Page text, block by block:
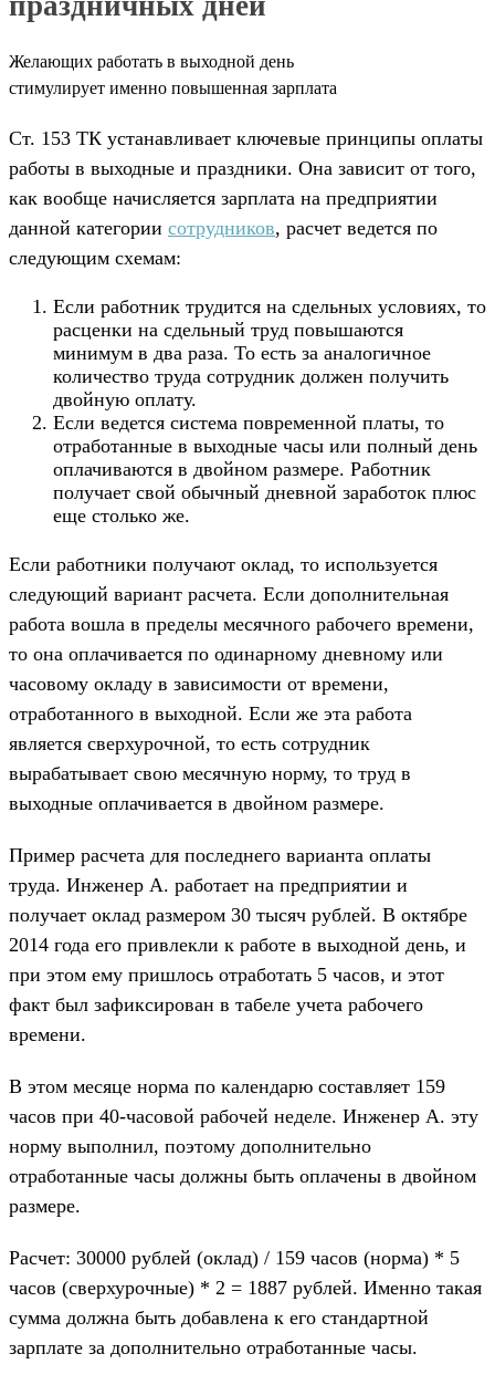
Желающих работать в выходной день
стимулирует именно повышенная зарплата
Ст. 153 ТК устанавливает ключевые принципы оплаты
работы в выходные и праздники. Она зависит от того,
как вообще начисляется зарплата на предприятии
данной категории сотрудников, расчет ведется по
следующим схемам:
Если работник трудится на сдельных условиях, то
расценки на сдельный труд повышаются
минимум в два раза. То есть за аналогичное
количество труда сотрудник должен получить
двойную оплату.
Если ведется система повременной платы, то
отработанные в выходные часы или полный день
оплачиваются в двойном размере. Работник
получает свой обычный дневной заработок плюс
еще столько же.
Если работники получают оклад, то используется
следующий вариант расчета. Если дополнительная
работа вошла в пределы месячного рабочего времени,
то она оплачивается по одинарному дневному или
часовому окладу в зависимости от времени,
отработанного в выходной. Если же эта работа
является сверхурочной, то есть сотрудник
вырабатывает свою месячную норму, то труд в
выходные оплачивается в двойном размере.
Пример расчета для последнего варианта оплаты
труда. Инженер А. работает на предприятии и
получает оклад размером 30 тысяч рублей. В октябре
2014 года его привлекли к работе в выходной день, и
при этом ему пришлось отработать 5 часов, и этот
факт был зафиксирован в табеле учета рабочего
времени.
В этом месяце норма по календарю составляет 159
часов при 40-часовой рабочей неделе. Инженер А. эту
норму выполнил, поэтому дополнительно
отработанные часы должны быть оплачены в двойном
размере.
Расчет: 30000 рублей (оклад) / 159 часов (норма) * 5
часов (сверхурочные) * 2 = 1887 рублей. Именно такая
сумма должна быть добавлена к его стандартной
зарплате за дополнительно отработанные часы.